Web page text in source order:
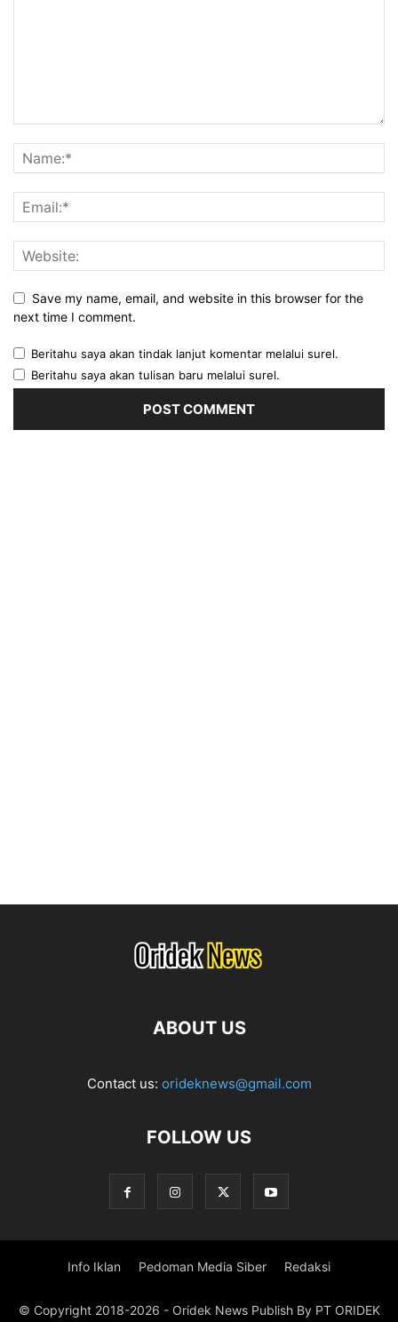
Save my name, email, and website in this browser for the
next time I comment.
Beritahu saya akan tindak lanjut komentar melalui surel.
Beritahu saya akan tulisan baru melalui surel.
ABOUT US
Contact us: orideknews@gmail.com
FOLLOW US
Info Iklan Pedoman Media Siber Redaksi
© Copyright 2018-2026 - Oridek News Publish By PT ORIDEK